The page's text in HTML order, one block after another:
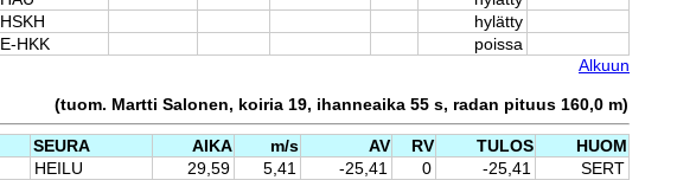
HSKH
hylätty
E-HKK
poissa
Alkuun
(tuom. Martti Salonen, koiria 19, ihanneaika 55 s, radan pituus 160,0 m)
SEURA AIKA m/s AV RV TULOS
HUOM
HEILU 29,59 5,41 -25,41 0 -25,41
SERT